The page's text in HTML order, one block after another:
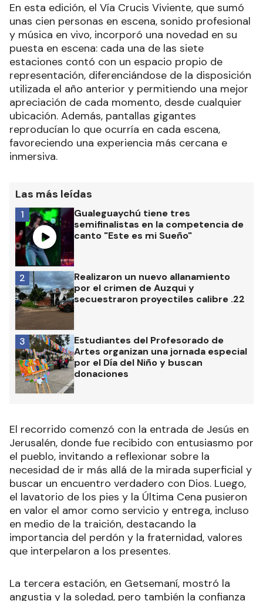
En esta edición, el Vía Crucis Viviente, que sumó
unas cien personas en escena, sonido profesional
y música en vivo, incorporó una novedad en su
puesta en escena: cada una de las siete
estaciones contó con un espacio propio de
representación, diferenciándose de la disposición
utilizada el año anterior y permitiendo una mejor
apreciación de cada momento, desde cualquier
ubicación. Además, pantallas gigantes
reproducían lo que ocurría en cada escena,
favoreciendo una experiencia más cercana e
inmersiva.
Las más leídas
Gualeguaychú tiene tres
semifinalistas en la competencia de
canto "Este es mi Sueño"
1
Realizaron un nuevo allanamiento
por el crimen de Auzqui y
secuestraron proyectiles calibre .22
2
Estudiantes del Profesorado de
Artes organizan una jornada especial
por el Día del Niño y buscan
donaciones
3
El recorrido comenzó con la entrada de Jesús en
Jerusalén, donde fue recibido con entusiasmo por
el pueblo, invitando a reflexionar sobre la
necesidad de ir más allá de la mirada superficial y
buscar un encuentro verdadero con Dios. Luego,
el lavatorio de los pies y la Última Cena pusieron
en valor el amor como servicio y entrega, incluso
en medio de la traición, destacando la
importancia del perdón y la fraternidad, valores
que interpelaron a los presentes.
La tercera estación, en Getsemaní, mostró la
angustia y la soledad, pero también la confianza